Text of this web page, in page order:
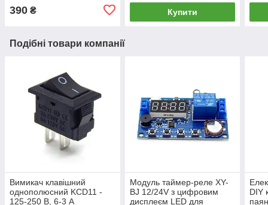
390 ₴ Купити
Подібні товари компанії
Вимикач клавішний
однополюсний KCD11 -
125-250 В, 6-3 А
Модуль таймер-реле XY-
BJ 12/24V з цифровим
дисплеєм LED для
DIY